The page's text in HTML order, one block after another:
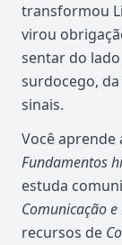
transformou
virou
sentar do
surdocego,
sinais.
Você aprende
Fundamentos
estuda
Comunicação
recursos de